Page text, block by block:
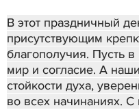
В этот праздничный
присутствующим
благополучия. Пусть
мир и согласие. А
стойкости духа,
во всех начинаниях. С